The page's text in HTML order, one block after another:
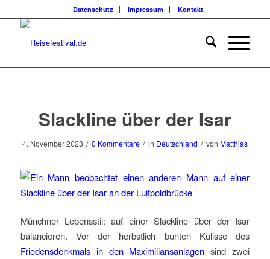
Datenschutz Impressum Kontakt
Slackline über der Isar
4. November 2023 / 0 Kommentare / in Deutschland / von Matthias
Münchner Lebensstil: auf einer Slackline über der Isar
balancieren. Vor der herbstlich bunten Kulisse des
Friedensdenkmals in den Maximiliansanlagen sind zwei